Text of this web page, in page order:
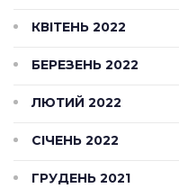
КВІТЕНЬ 2022
БЕРЕЗЕНЬ 2022
ЛЮТИЙ 2022
СІЧЕНЬ 2022
ГРУДЕНЬ 2021